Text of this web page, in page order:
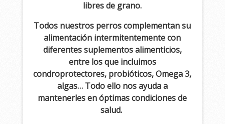
libres de grano.
Todos nuestros perros complementan su
alimentación intermitentemente con
diferentes suplementos alimenticios,
entre los que incluimos
condroprotectores, probióticos, Omega 3,
algas… Todo ello nos ayuda a
mantenerles en óptimas condiciones de
salud.